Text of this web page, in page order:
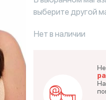
выберите другой
Нет в наличии